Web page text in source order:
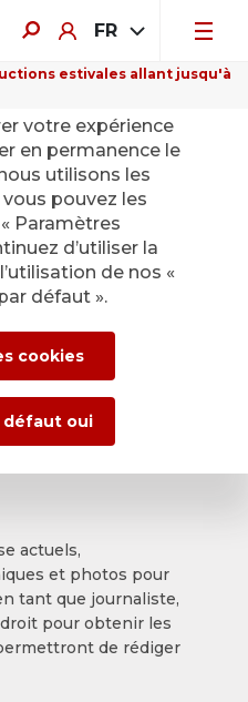
FR
estivales allant jusqu'à
presse
pour les
les
de
actuels,
et photos pour
tant que journaliste,
pour obtenir les
de rédiger
utilisons des
votre expérience
en permanence le
utilisons les
pouvez les
Paramètres
d’utiliser la
de nos «
défaut ».
cookies
défaut oui